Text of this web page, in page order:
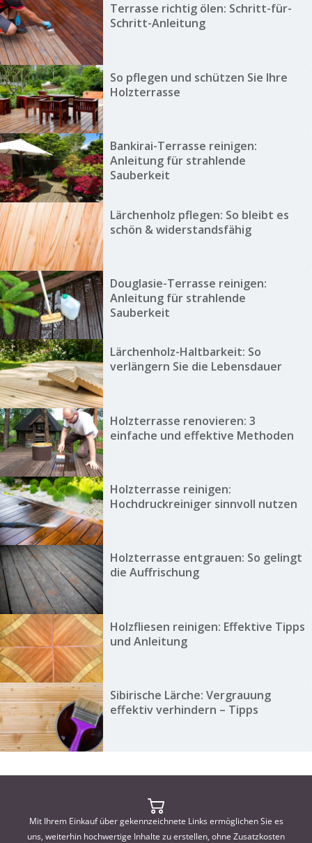
Terrasse richtig ölen: Schritt-für-
Schritt-Anleitung
So pflegen und schützen Sie Ihre
Holzterrasse
Bankirai-Terrasse reinigen:
Anleitung für strahlende
Sauberkeit
Lärchenholz pflegen: So bleibt es
schön & widerstandsfähig
Douglasie-Terrasse reinigen:
Anleitung für strahlende
Sauberkeit
Lärchenholz-Haltbarkeit: So
verlängern Sie die Lebensdauer
Holzterrasse renovieren: 3
einfache und effektive Methoden
Holzterrasse reinigen:
Hochdruckreiniger sinnvoll nutzen
Holzterrasse entgrauen: So gelingt
die Auffrischung
Holzfliesen reinigen: Effektive Tipps
und Anleitung
Sibirische Lärche: Vergrauung
effektiv verhindern – Tipps
Mit Ihrem Einkauf über gekennzeichnete Links ermöglichen Sie es
uns, weiterhin hochwertige Inhalte zu erstellen, ohne Zusatzkosten